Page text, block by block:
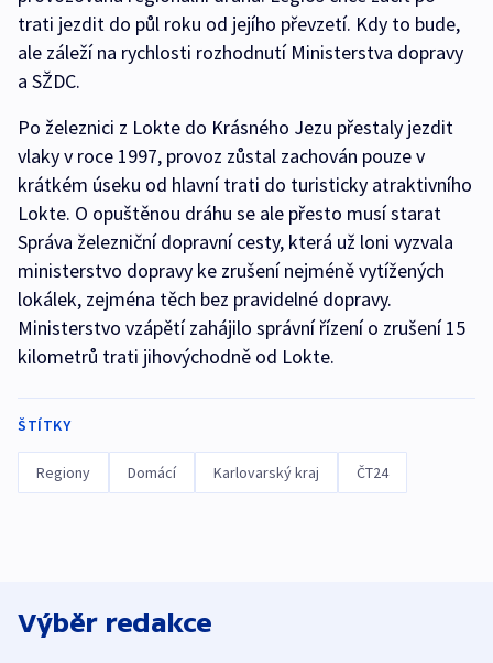
trati jezdit do půl roku od jejího převzetí. Kdy to bude,
ale záleží na rychlosti rozhodnutí Ministerstva dopravy
a SŽDC.
Po železnici z Lokte do Krásného Jezu přestaly jezdit
vlaky v roce 1997, provoz zůstal zachován pouze v
krátkém úseku od hlavní trati do turisticky atraktivního
Lokte. O opuštěnou dráhu se ale přesto musí starat
Správa železniční dopravní cesty, která už loni vyzvala
ministerstvo dopravy ke zrušení nejméně vytížených
lokálek, zejména těch bez pravidelné dopravy.
Ministerstvo vzápětí zahájilo správní řízení o zrušení 15
kilometrů trati jihovýchodně od Lokte.
ŠTÍTKY
Regiony Domácí Karlovarský kraj ČT24
Výběr redakce